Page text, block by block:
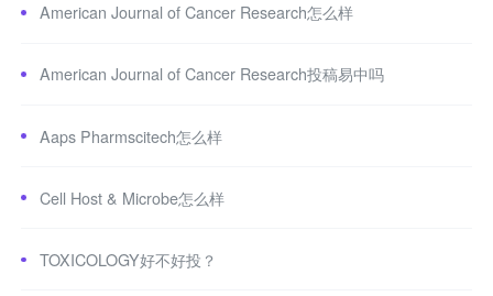
American Journal of Cancer Research怎么样
American Journal of Cancer Research投稿易中吗
Aaps Pharmscitech怎么样
Cell Host & Microbe怎么样
TOXICOLOGY好不好投？